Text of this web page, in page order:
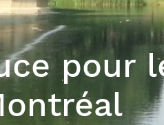
pour